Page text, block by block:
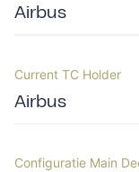
Airbus
Current TC Holder
Airbus
Configuratie Main